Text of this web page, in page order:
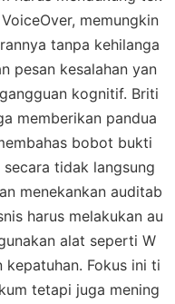
memungkin
tanpa kehilanga
pesan kesalahan yan
kognitif. Briti
memberikan pandua
bobot bukti
tidak langsung
menekankan auditab
harus melakukan au
alat seperti W
kepatuhan. Fokus ini ti
tetapi juga mening